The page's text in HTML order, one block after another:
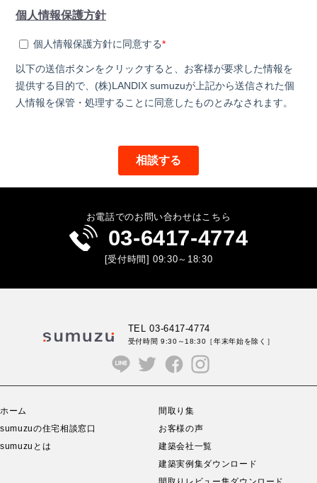
お電話でのお問い合わせはこちら
03-6417-4774
[受付時間] 09:30～18:30
TEL 03-6417-4774
受付時間 9:30～18:30 ［年末年始を除く］
ホーム
sumuzuの住宅相談窓口
sumuzuとは
間取り集
お客様の声
建築会社一覧
建築実例集ダウンロード